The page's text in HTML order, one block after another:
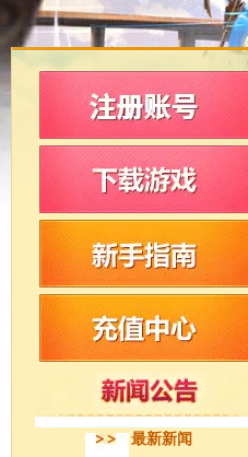
网易游戏
游戏爱好者
我的足迹： 新飞飞
最新新闻